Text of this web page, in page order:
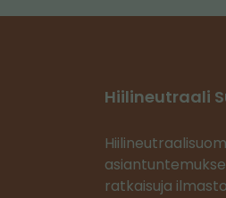
Hiilineutraali
ratkaisuja